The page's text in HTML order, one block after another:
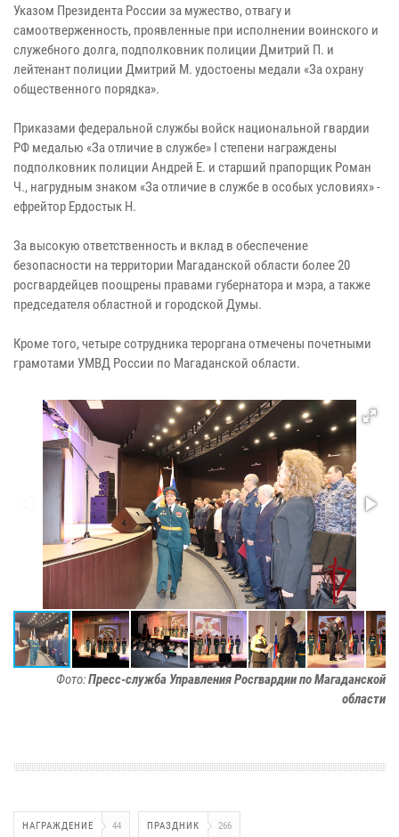
Указом Президента России за мужество, отвагу и
самоотверженность, проявленные при исполнении воинского и
служебного долга, подполковник полиции Дмитрий П. и
лейтенант полиции Дмитрий М. удостоены медали «За охрану
общественного порядка».
Приказами федеральной службы войск национальной гвардии
РФ медалью «За отличие в службе» I степени награждены
подполковник полиции Андрей Е. и старший прапорщик Роман
Ч., нагрудным знаком «За отличие в службе в особых условиях» -
ефрейтор Ердостык Н.
За высокую ответственность и вклад в обеспечение
безопасности на территории Магаданской области более 20
росгвардейцев поощрены правами губернатора и мэра, а также
председателя областной и городской Думы.
Кроме того, четыре сотрудника тероргана отмечены почетными
грамотами УМВД России по Магаданской области.
Фото:Пресс-служба Управления Росгвардии по Магаданской
области
НАГРАЖДЕНИЕ 44 ПРАЗДНИК 266